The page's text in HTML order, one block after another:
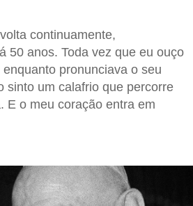
continuamente,
50 anos. Toda vez que eu ouço
enquanto pronunciava o seu
sinto um calafrio que percorre
E o meu coração entra em